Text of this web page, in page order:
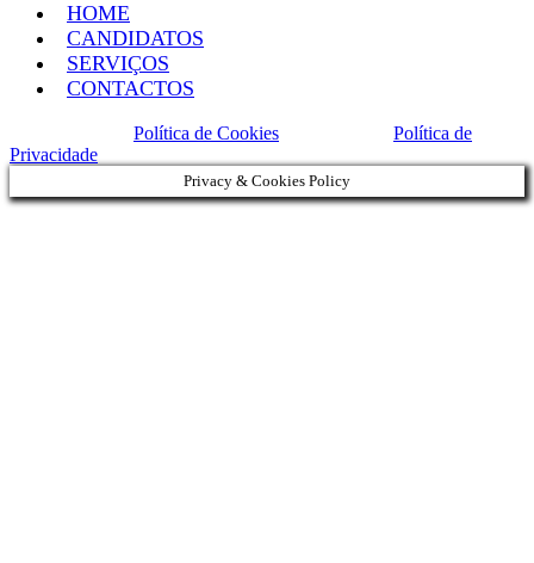
HOME
CANDIDATOS
SERVIÇOS
CONTACTOS
Política de Cookies
Política de
Privacidade
Privacy & Cookies Policy